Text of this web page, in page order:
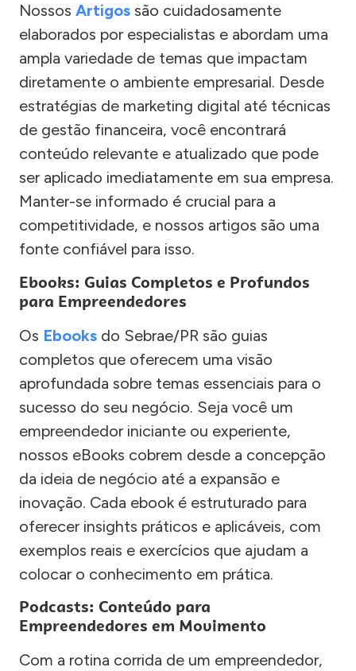
Nossos Artigos são cuidadosamente
elaborados por especialistas e abordam uma
ampla variedade de temas que impactam
diretamente o ambiente empresarial. Desde
estratégias de marketing digital até técnicas
de gestão financeira, você encontrará
conteúdo relevante e atualizado que pode
ser aplicado imediatamente em sua empresa.
Manter-se informado é crucial para a
competitividade, e nossos artigos são uma
fonte confiável para isso.
Ebooks: Guias Completos e Profundos
para Empreendedores
Os Ebooks do Sebrae/PR são guias
completos que oferecem uma visão
aprofundada sobre temas essenciais para o
sucesso do seu negócio. Seja você um
empreendedor iniciante ou experiente,
nossos eBooks cobrem desde a concepção
da ideia de negócio até a expansão e
inovação. Cada ebook é estruturado para
oferecer insights práticos e aplicáveis, com
exemplos reais e exercícios que ajudam a
colocar o conhecimento em prática.
Podcasts: Conteúdo para
Empreendedores em Movimento
Com a rotina corrida de um empreendedor,